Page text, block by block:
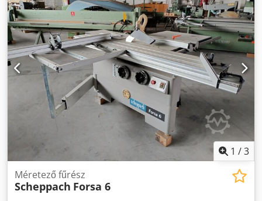
Dodpfx Ajwb Eh Nolfskr Elővágó fűrészlap fordulatszám:
7600 ford/perc Tömeg: kb. 276 kg Figyelem! A képeken a
párhuzamütköző és a jobb oldali asztalszélesítő nem
látható Elérhetőség: azonnal Raktárhely: Flörsheim
1 /3
Méretező fűrész
Scheppach Forsa 6